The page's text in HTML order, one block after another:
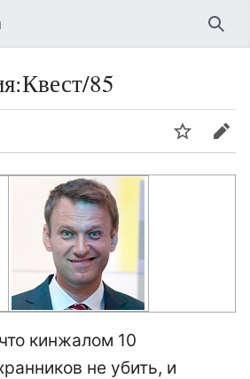
:Квест/85
кинжалом 10
не убить, и